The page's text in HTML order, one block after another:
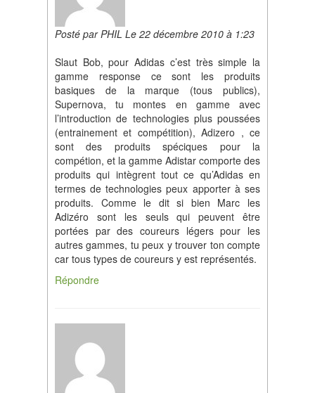
Posté par PHIL Le 22 décembre 2010 à 1:23
Slaut Bob, pour Adidas c’est très simple la
gamme response ce sont les produits
basiques de la marque (tous publics),
Supernova, tu montes en gamme avec
l’introduction de technologies plus poussées
(entrainement et compétition), Adizero , ce
sont des produits spéciques pour la
compétion, et la gamme Adistar comporte des
produits qui intègrent tout ce qu’Adidas en
termes de technologies peux apporter à ses
produits. Comme le dit si bien Marc les
Adizéro sont les seuls qui peuvent être
portées par des coureurs légers pour les
autres gammes, tu peux y trouver ton compte
car tous types de coureurs y est représentés.
Répondre